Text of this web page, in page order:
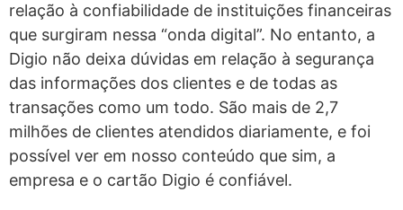
relação à confiabilidade de instituições financeiras
que surgiram nessa “onda digital”. No entanto, a
Digio não deixa dúvidas em relação à segurança
das informações dos clientes e de todas as
transações como um todo. São mais de 2,7
milhões de clientes atendidos diariamente, e foi
possível ver em nosso conteúdo que sim, a
empresa e o cartão Digio é confiável.